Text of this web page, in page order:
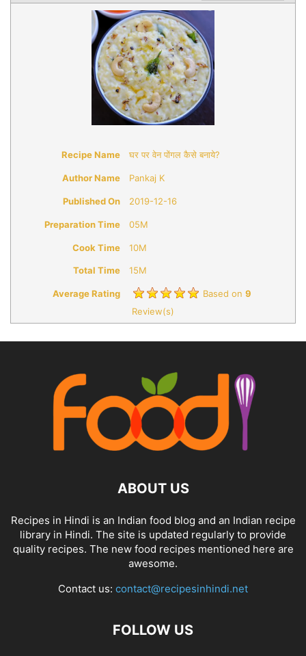
Recipe Name घर पर वेन पोंगल कैसे बनाये?
Author Name Pankaj K
Published On 2019-12-16
Preparation Time 05M
Cook Time 10M
Total Time 15M
Average Rating Based on 9
Review(s)
ABOUT US
Recipes in Hindi is an Indian food blog and an Indian recipe
library in Hindi. The site is updated regularly to provide
quality recipes. The new food recipes mentioned here are
awesome.
Contact us: contact@recipesinhindi.net
FOLLOW US